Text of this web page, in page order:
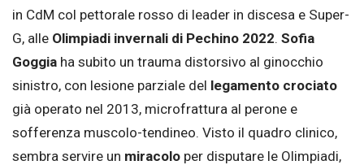
in CdM col pettorale rosso di leader in discesa e Super-
G, alle Olimpiadi invernali di Pechino 2022. Sofia
Goggia ha subito un trauma distorsivo al ginocchio
sinistro, con lesione parziale del legamento crociato
già operato nel 2013, microfrattura al perone e
sofferenza muscolo-tendineo. Visto il quadro clinico,
sembra servire un miracolo per disputare le Olimpiadi,